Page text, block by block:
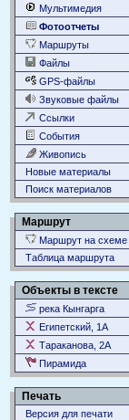
Мультимедия
Фотоотчеты
Маршруты
Файлы
GPS-файлы
Звуковые файлы
Ссылки
События
Живопись
Новые материалы
Поиск материалов
Маршрут
Маршрут на схеме
Таблица маршрута
Объекты в тексте
река Кынгарга
Египетский, 1А
Тараканова, 2А
Пирамида
Печать
Версия для печати